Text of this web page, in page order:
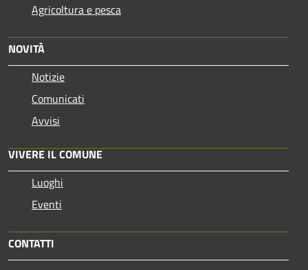
Agricoltura e pesca
NOVITÀ
Notizie
Comunicati
Avvisi
VIVERE IL COMUNE
Luoghi
Eventi
CONTATTI